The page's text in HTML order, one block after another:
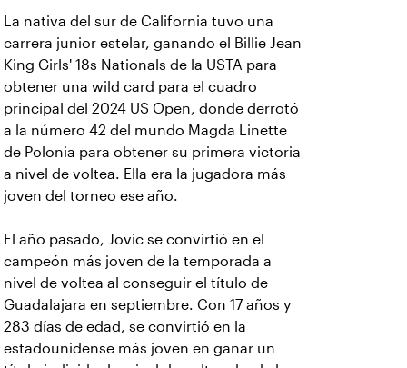
La nativa del sur de California tuvo una
carrera junior estelar, ganando el Billie Jean
King Girls' 18s Nationals de la USTA para
obtener una wild card para el cuadro
principal del 2024 US Open, donde derrotó
a la número 42 del mundo Magda Linette
de Polonia para obtener su primera victoria
a nivel de voltea. Ella era la jugadora más
joven del torneo ese año.
El año pasado, Jovic se convirtió en el
campeón más joven de la temporada a
nivel de voltea al conseguir el título de
Guadalajara en septiembre. Con 17 años y
283 días de edad, se convirtió en la
estadounidense más joven en ganar un